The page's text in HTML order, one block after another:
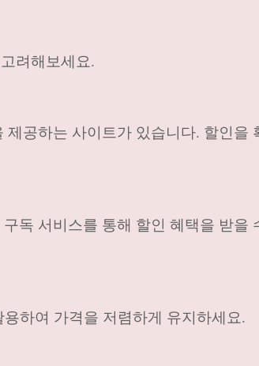
려해보세요.
공하는 사이트가 있습니다. 할인을
독 서비스를 통해 할인 혜택을 받을
하여 가격을 저렴하게 유지하세요.